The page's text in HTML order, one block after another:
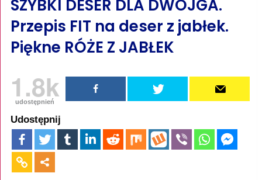
SZYBKI DESER DLA DWOJGA.
Przepis FIT na deser z jabłek.
Piękne RÓŻE Z JABŁEK
1.8k
udostępnień
Udostępnij